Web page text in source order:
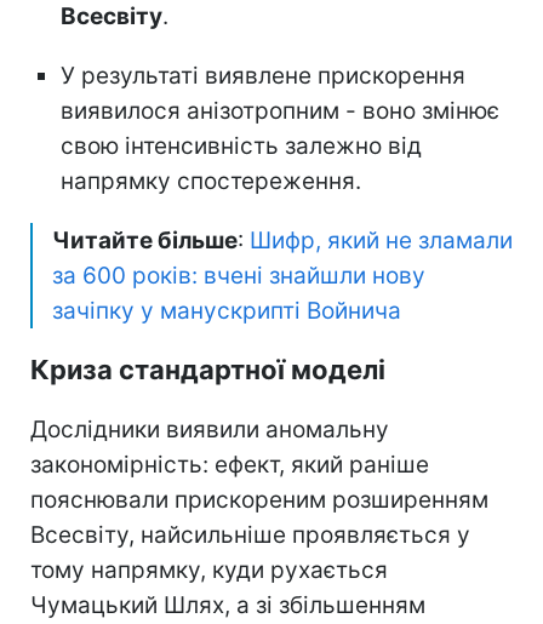
Всесвіту.
У результаті виявлене прискорення
виявилося анізотропним - воно змінює
свою інтенсивність залежно від
напрямку спостереження.
Читайте більше: Шифр, який не зламали
за 600 років: вчені знайшли нову
зачіпку у манускрипті Войнича
Криза стандартної моделі
Дослідники виявили аномальну
закономірність: ефект, який раніше
пояснювали прискореним розширенням
Всесвіту, найсильніше проявляється у
тому напрямку, куди рухається
Чумацький Шлях, а зі збільшенням